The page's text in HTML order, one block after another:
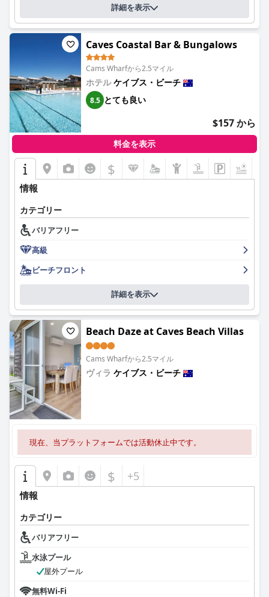
詳細を表示
Caves Coastal Bar & Bungalows
Cams Wharfから2.5マイル
ホテルケイブス・ビーチ
8.5 とても良い
$157 から
料金を表示
$
情報
カテゴリー
バリアフリー
高級
ビーチフロント
詳細を表示
Beach Daze at Caves Beach Villas
Cams Wharfから2.5マイル
ヴィラ ケイブス・ビーチ
現在、当プラットフォームでは活動休止中です。
$ +5
情報
カテゴリー
バリアフリー
水泳プール
屋外プール
無料Wi-Fi